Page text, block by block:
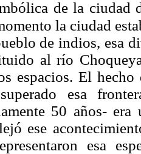
de la ciudad
la ciudad
de indios, esa
al río
espacios. El
esa
50 años-
ese
esa